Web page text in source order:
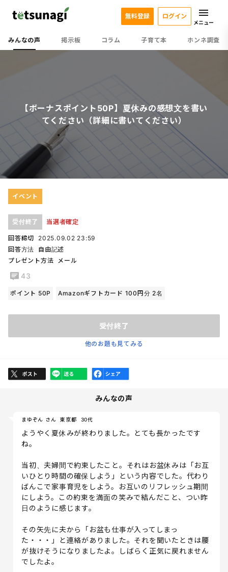
みんなの声 掲示板 コラム 子育て本 ホンネ調査
無料登録 ログイン
メニュー
【ボーナスポイント50P】夏休みの感想文を書い
てください（詳細に書いてください）
イベント
受付終了 当選者確定
回答締切
2025.09.02 23:59
回答方法
自由記述
プレゼント方法
メール
43
ポイント 50P Amazonギフトカード 100円分 2名
受付終了
他のお題も見てみる
みんなの声
まゆぞん さん 東京都 30代
ようやく夏休みが終わりました。とても長かったです
ね。
当初、夫婦間で約束したこと。それはお盆休みは「お互
いひとり時間の確保しよう」という内容でした。代わり
ばんこで家事育児をしよう。お互いのリフレッシュ期間
にしよう。この約束を満面の笑みで結んだこと、つい昨
日のように感じます。
その矢先に夫から「お盆も仕事が入ってしまっ
た・・・」と連絡がありました。それを聞いたときは腰
が抜けそうになりましたよ。しばらく正気に戻れません
でしたよ。